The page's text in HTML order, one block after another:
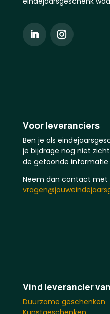
Voor leveranciers
Ben je als
je bijdrage nog niet
de getoonde
Neem dan contact met
Vind leverancier van
Duurzame geschenken